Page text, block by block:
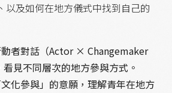
以及如何在地方儀式中找到自己的
者對話（Actor × Changemaker
見不同層次的地方參與方式。
化參與」的意願，理解青年在地方